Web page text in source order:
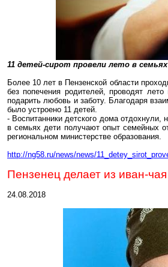
11 детей-сирот провели лето в
Более 10 лет в Пензенской области
без попечения родителей, проводят
подарить любовь и заботу. Благодаря
было устроено 11 детей.
- Воспитанники детского дома
в семьях дети получают опыт семейных
региональном министерстве образования.
http://ng58.ru/news/news/
Пензенец делает из иван-
24.08.2018